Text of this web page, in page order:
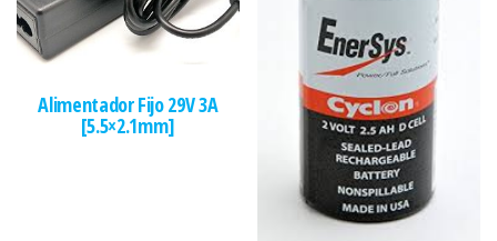
Alimentador Fijo 29V 3A
[5.5×2.1mm]